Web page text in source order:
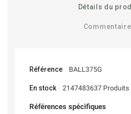
Détails du
Référence BALL375G
En stock 2147483637 Produits
Références spécifiques